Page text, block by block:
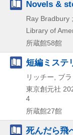
Novels &
Ray Bradbury
Library of
所蔵館58館
短編ミステ
リッチー, ブ
東京創元社
4
所蔵館27館
死んだら飛